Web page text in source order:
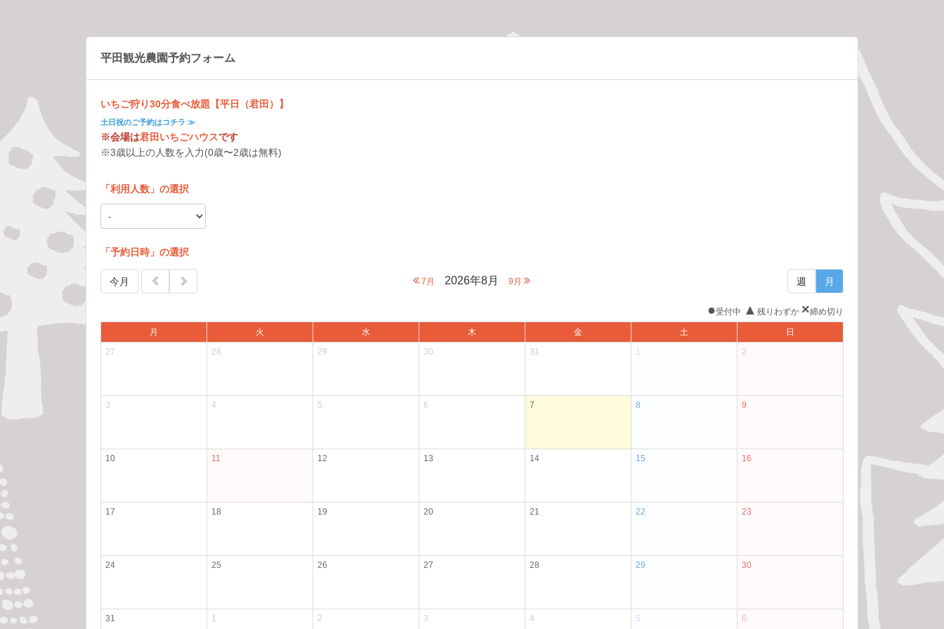
平田観光農園予約フォーム
いちご狩り30分食べ放題【平日（君田）】
土日祝のご予約はコチラ ≫
※会場は君田いちごハウスです
※3歳以上の人数を入力(0歳〜2歳は無料)
「利用人数 」の選択
「予約日時」の選択
今月 7月 2026年8月 9月 週 月
●受付中 ▲ 残りわずか ×締め切り
月 火 水 木 金 土
日
27
28 29 30 31 1 2
3 4 5 6 7 8 9
10 11 12 13 14 15 16
17 18 19 20 21 22 23
24 25 26 27 28 29 30
31 1 2 3 4 5 6